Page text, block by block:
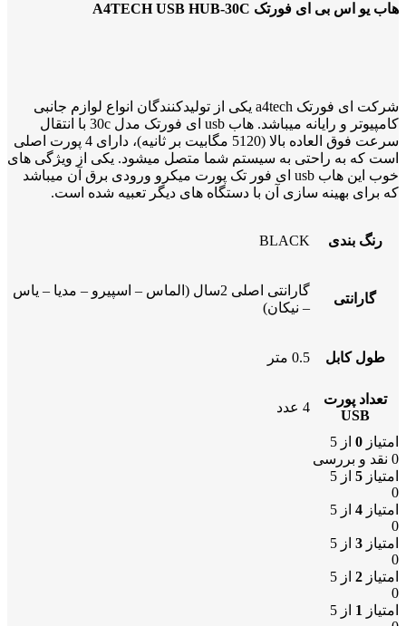
هاب یو اس بی ای فورتک A4TECH USB HUB-30C
شرکت ای فورتک a4tech یکی از تولیدکنندگان انواع لوازم جانبی
کامپیوتر و رایانه میباشد. هاب usb ای فورتک مدل 30c با انتقال
سرعت فوق العاده بالا (5120 مگابیت بر ثانیه)، دارای 4 پورت اصلی
است که به راحتی به سیستم شما متصل میشود. یکی از ویژگی های
خوب این هاب usb ای فور تک پورت میکرو ورودی برق آن میباشد
که برای بهینه سازی آن با دستگاه های دیگر تعبیه شده است.
رنگ بندی BLACK
گارانتی
گارانتی اصلی 2سال (الماس – اسپیرو – مدیا – یاس
– نیکان)
طول کابل 0.5 متر
تعداد پورت
USB
4 عدد
امتیاز 0 از 5
0 نقد و بررسی
امتیاز 5 از 5
0
امتیاز 4 از 5
0
امتیاز 3 از 5
0
امتیاز 2 از 5
0
امتیاز 1 از 5